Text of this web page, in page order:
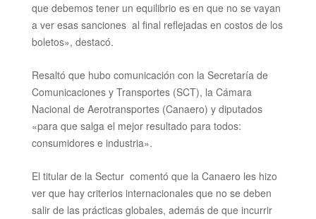
que debemos tener un equilibrio es en que no se vayan
a ver esas sanciones al final reflejadas en costosde los
boletos», destacó.
Resaltó que hubo comunicación con la Secretaría de
Comunicaciones y Transportes (SCT), la Cámara
Nacional de Aerotransportes (Canaero) y diputados
«para que salga el mejor resultado para todos:
consumidores e industria».
El titular de la Sectur comentó que la Canaero les hizo
ver que hay criterios internacionales que no se deben
salir de las prácticas globales, además de que incurrir